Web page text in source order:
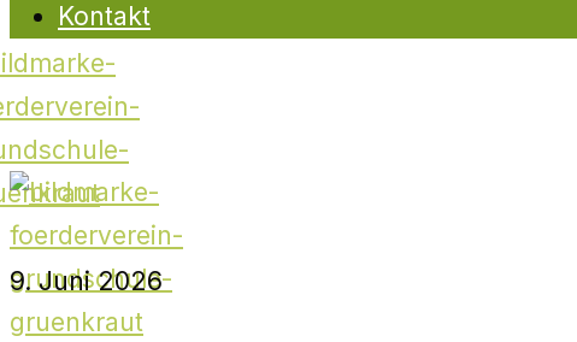
Kontakt
9. Juni 2026